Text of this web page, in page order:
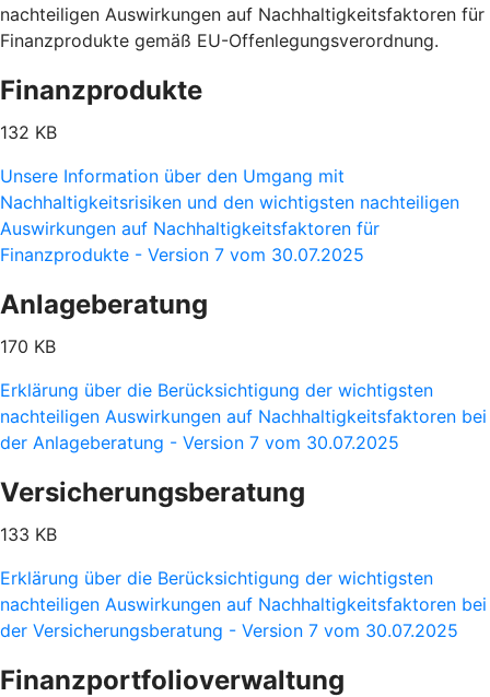
nachteiligen Auswirkungen auf Nachhaltigkeitsfaktoren für
Finanzprodukte gemäß EU-Offenlegungsverordnung.
Finanzprodukte
132 KB
Unsere Information über den Umgang mit
Nachhaltigkeitsrisiken und den wichtigsten nachteiligen
Auswirkungen auf Nachhaltigkeitsfaktoren für
Finanzprodukte - Version 7 vom 30.07.2025
Anlageberatung
170 KB
Erklärung über die Berücksichtigung der wichtigsten
nachteiligen Auswirkungen auf Nachhaltigkeitsfaktoren bei
der Anlageberatung - Version 7 vom 30.07.2025
Versicherungsberatung
133 KB
Erklärung über die Berücksichtigung der wichtigsten
nachteiligen Auswirkungen auf Nachhaltigkeitsfaktoren bei
der Versicherungsberatung - Version 7 vom 30.07.2025
Finanzportfolioverwaltung